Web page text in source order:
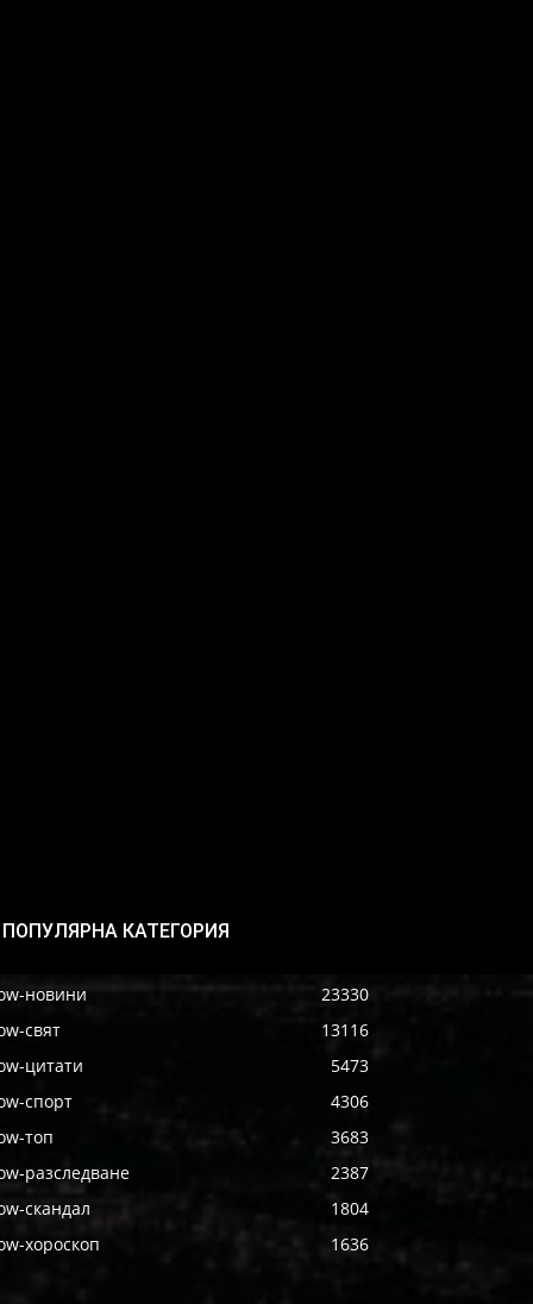
ПОПУЛЯРНА КАТЕГОРИЯ
новини
23330
свят
13116
цитати
5473
спорт
4306
топ
3683
разследване
2387
скандал
1804
хороскоп
1636